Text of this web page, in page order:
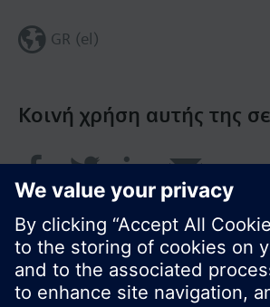
Κοινή χρήση αυτής της
GR (el)